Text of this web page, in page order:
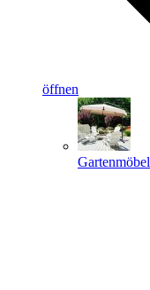
öffnen
Gartenmöbel